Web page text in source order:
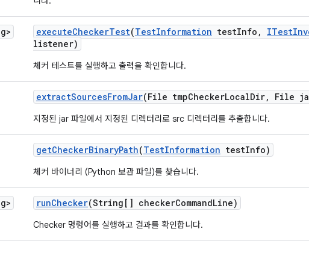
executeCheckerTest(TestInformation testInfo , ITest
listener)
체커 테스트를 실행하고 출력을 확인합니다.
extractSourcesFromJar(File tmpCheckerLocalDir, File
지정된 jar 파일에서 지정된 디렉터리로 src 디렉터리를 추출합니다.
getCheckerBinaryPath(TestInformation testInfo)
체커 바이너리 (Python 보관 파일)를 찾습니다.
runChecker(String[] checkerCommandLine)
Checker 명령어를 실행하고 결과를 확인합니다.